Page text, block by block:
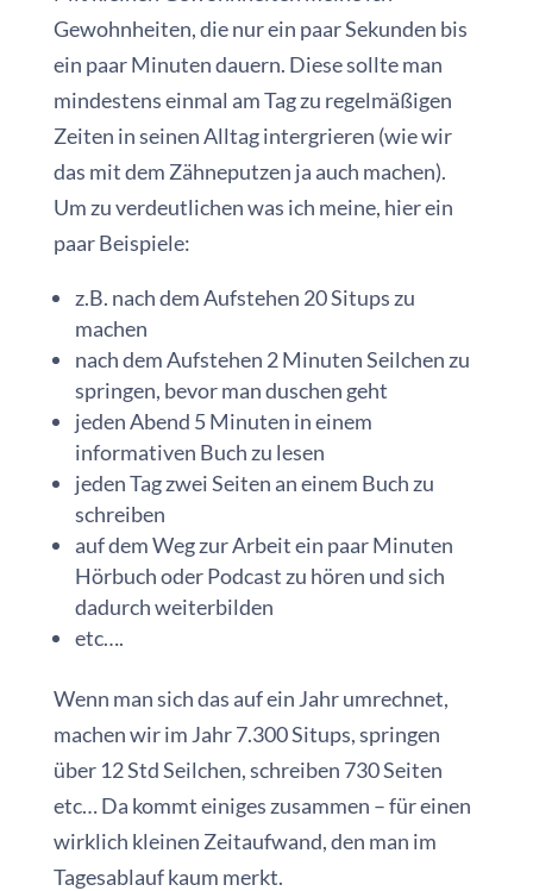
Gewohnheiten, die nur ein paar Sekunden bis
ein paar Minuten dauern. Diese sollte man
mindestens einmal am Tag zu regelmäßigen
Zeiten in seinen Alltag intergrieren (wie wir
das mit dem Zähneputzen ja auch machen).
Um zu verdeutlichen was ich meine, hier ein
paar Beispiele:
z.B. nach dem Aufstehen 20 Situps zu
machen
nach dem Aufstehen 2 Minuten Seilchen zu
springen, bevor man duschen geht
jeden Abend 5 Minuten in einem
informativen Buch zu lesen
jeden Tag zwei Seiten an einem Buch zu
schreiben
auf dem Weg zur Arbeit ein paar Minuten
Hörbuch oder Podcast zu hören und sich
dadurch weiterbilden
etc….
Wenn man sich das auf ein Jahr umrechnet,
machen wir im Jahr 7.300 Situps, springen
über 12 Std Seilchen, schreiben 730 Seiten
etc… Da kommt einiges zusammen – für einen
wirklich kleinen Zeitaufwand, den man im
Tagesablauf kaum merkt.